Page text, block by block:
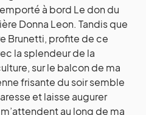
à bord Le don du
Donna Leon. Tandis que
Brunetti, profite de ce
la splendeur de la
sur le balcon de ma
frisante du soir semble
et laisse augurer
au long de ma